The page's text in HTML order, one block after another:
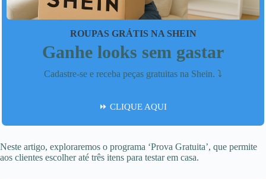
ROUPAS GRÁTIS NA SHEIN
Ganhe looks sem gastar
Cadastre-se e receba peças gratuitas na Shein. ⤵️
⏩ CLIQUE AQUI
Neste artigo, exploraremos o programa ‘Prova Gratuita’, que permite
aos clientes escolher até três itens para testar em casa.